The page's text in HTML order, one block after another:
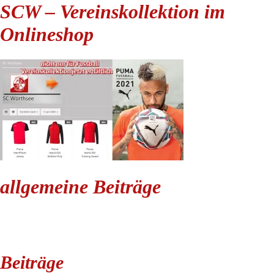
SCW – Vereinskollektion im
Onlineshop
allgemeine Beiträge
Beiträge